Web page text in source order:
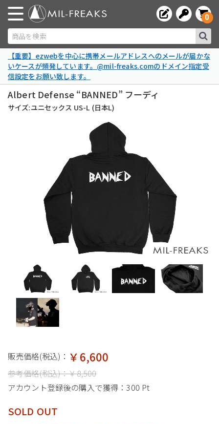
商品を検索
0
【重要】ezwebを中心に携帯メールアドレスへのメールが届かな
いケースが頻発しています。@mil-freaks.comのドメイン指定受
信設定をお願い致します。
Albert Defense “BANNED” フーディ
サイズ:ユニセックス US-L (日本L)
販売価格(税込)： ￥6,600
参考価格(税込)：￥8,500
アカウント登録後の購入で獲得：300 Pt
SOLD OUT